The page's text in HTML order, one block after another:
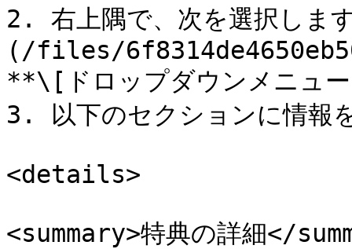
2. 右上隅で、次を選択し
(/files/
**\[ドロップダウンメニ
3. 以下のセクションに情報
<details>
<summary>特典の詳細</